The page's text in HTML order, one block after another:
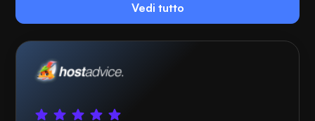
Vedi tutto